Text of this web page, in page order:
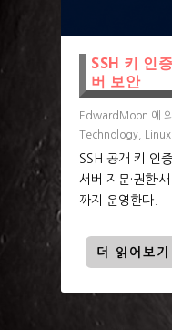
SSH 키 인
버 보안
EdwardMoon 에
Technology
Linux
SSH 공개 키 인
서버 지문·권한·
까지 운영한다.
더 읽어보기